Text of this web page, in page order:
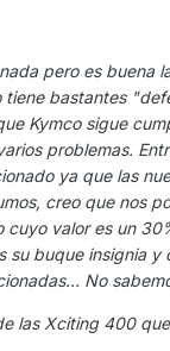
pero es buena
bastantes
Kymco sigue
problemas.
ya que las
creo que nos
valor es un
su buque insignia
No
las Xciting 400